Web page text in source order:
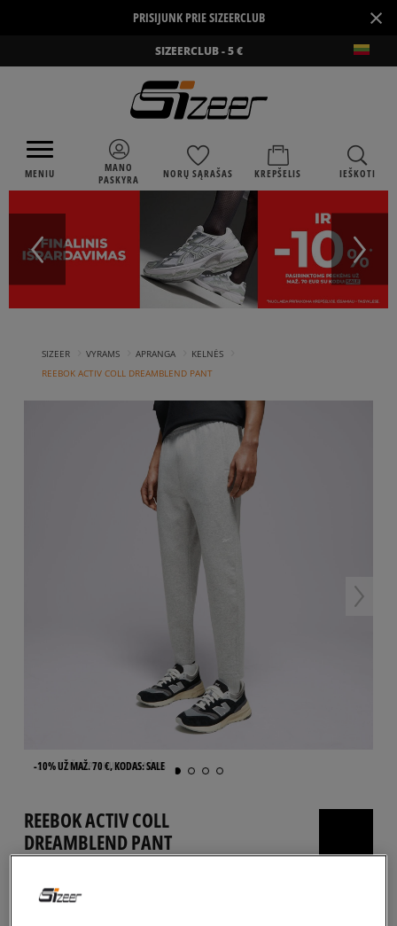
PRISIJUNK PRIE SIZEERCLUB ×
SIZEERCLUB - 5 €
MENIU
MANO
PASKYRA
NORŲ SĄRAŠAS KREPŠELIS IEŠKOTI
SIZEER VYRAMS APRANGA KELNĖS
REEBOK ACTIV COLL DREAMBLEND PANT
-25% 2 DŽEMPERIUI AR KELNĖMS
-10% UŽ MAŽ. 70 €, KODAS: SALE
REEBOK ACTIV COLL
DREAMBLEND PANT